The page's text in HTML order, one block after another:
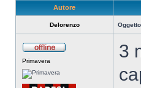
Autore
Delorenzo
Primavera
3